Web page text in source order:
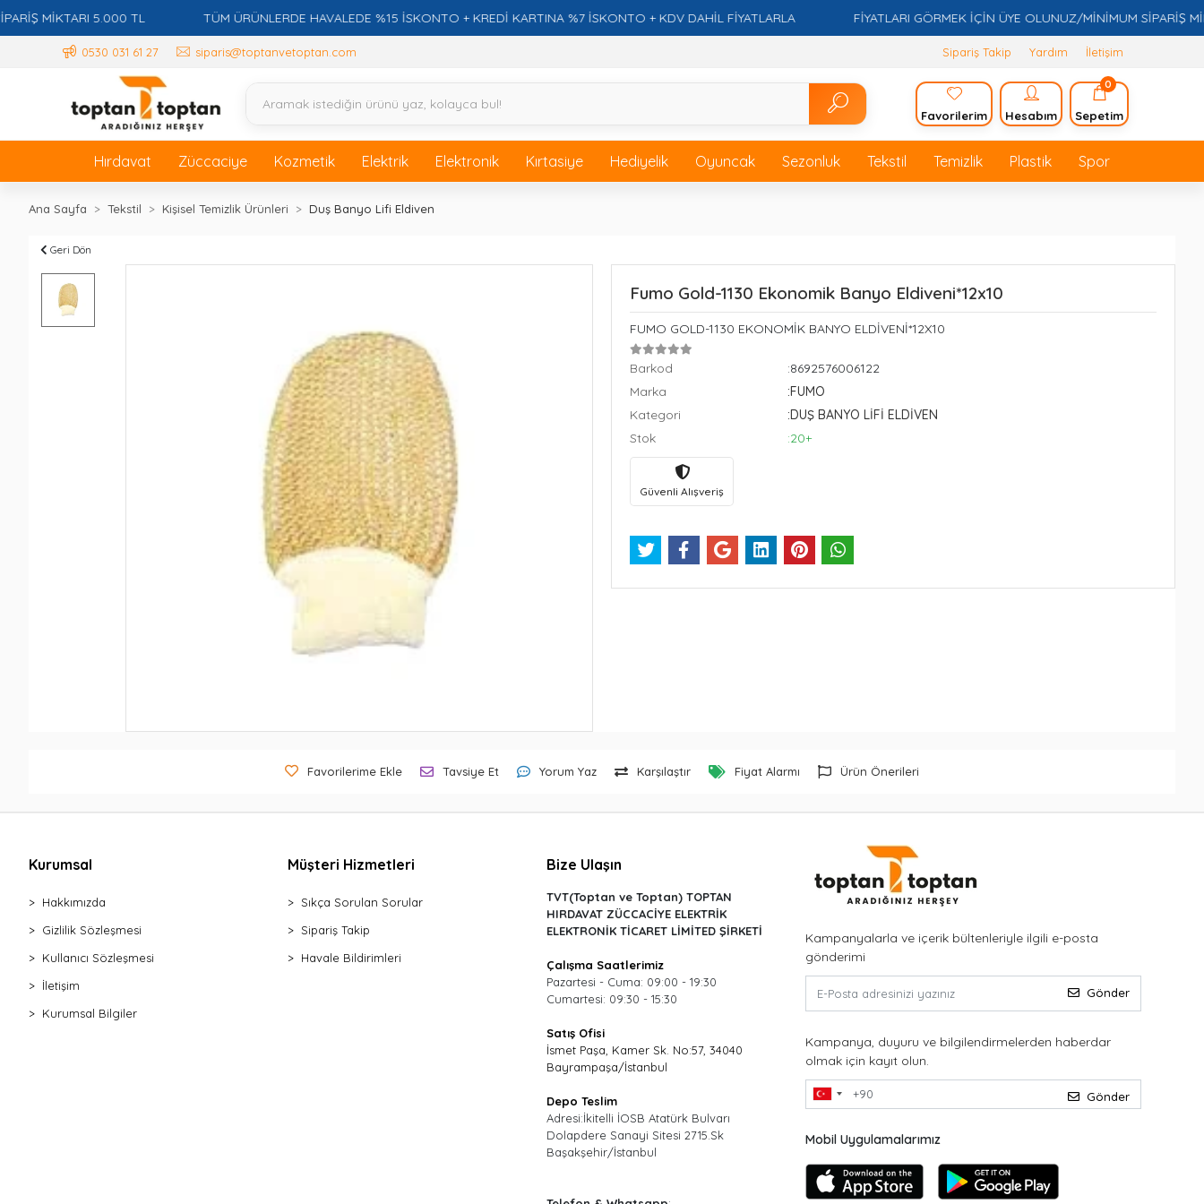
MİKTARI 5.000 TL TÜM ÜRÜNLERDE HAVALEDE %15 İSKONTO + KREDİ KARTINA %7 İSKONTO + KDV DAHİL FİYATLARLA FİYATLARI GÖRMEK İÇİN ÜYE OLUNUZ/MİNİMUM SİPARİŞ
0530 031 61 27 siparis@toptanvetoptan.com Sipariş Takip Yardım İletişim
Favorilerim Hesabım
0
Sepetim
Hırdavat Züccaciye Kozmetik Elektrik Elektronik Kırtasiye Hediyelik Oyuncak Sezonluk Tekstil Temizlik Plastik Spor
Ana Sayfa Tekstil Kişisel Temizlik Ürünleri Duş Banyo Lifi Eldiven
Geri Dön
Fumo Gold-1130 Ekonomik Banyo Eldiveni*12x10
FUMO GOLD-1130 EKONOMİK BANYO ELDİVENİ*12X10
Barkod
:8692576006122
Marka
:FUMO
Kategori
:DUŞ BANYO LİFİ ELDİVEN
Stok
:20+
Güvenli Alışveriş
Favorilerime Ekle Tavsiye Et Yorum Yaz Karşılaştır Fiyat Alarmı Ürün Önerileri
Kurumsal
Hakkımızda
Gizlilik Sözleşmesi
Kullanıcı Sözleşmesi
İletişim
Kurumsal Bilgiler
Müşteri Hizmetleri
Sıkça Sorulan Sorular
Sipariş Takip
Havale Bildirimleri
Bize Ulaşın
TVT(Toptan ve Toptan) TOPTAN
HIRDAVAT ZÜCCACİYE ELEKTRİK
ELEKTRONİK TİCARET LİMİTED ŞİRKETİ
Çalışma Saatlerimiz
Pazartesi - Cuma: 09:00 - 19:30
Cumartesi: 09:30 - 15:30
Satış Ofisi
İsmet Paşa, Kamer Sk. No:57, 34040
Bayrampaşa/İstanbul
Depo Teslim
Adresi:İkitelli İOSB Atatürk Bulvarı
Dolapdere Sanayi Sitesi 2715.Sk
Başakşehir/İstanbul
Kampanyalarla ve içerik bültenleriyle ilgili e-posta
gönderimi
Gönder
Kampanya, duyuru ve bilgilendirmelerden haberdar
olmak için kayıt olun.
Gönder
Mobil Uygulamalarımız